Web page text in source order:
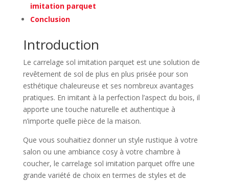
imitation parquet
Conclusion
Introduction
Le carrelage sol imitation parquet est une solution de
revêtement de sol de plus en plus prisée pour son
esthétique chaleureuse et ses nombreux avantages
pratiques. En imitant à la perfection l’aspect du bois, il
apporte une touche naturelle et authentique à
n’importe quelle pièce de la maison.
Que vous souhaitiez donner un style rustique à votre
salon ou une ambiance cosy à votre chambre à
coucher, le carrelage sol imitation parquet offre une
grande variété de choix en termes de styles et de